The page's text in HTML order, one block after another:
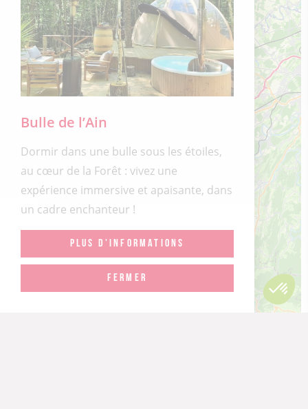
Bulle de l’Ain
Dormir dans une bulle sous les étoiles,
au cœur de la Forêt : vivez une
expérience immersive et apaisante, dans
un cadre enchanteur !
PLUS D'INFORMATIONS
FERMER